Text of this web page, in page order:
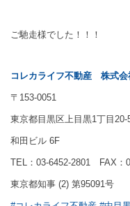
ご馳走様でした！！！
コレカライフ不動産 株式会
〒153-0051
東京都目黒区上目黒1丁目20-
和田ビル 6F
TEL：03-6452-2801 FAX：
東京都知事 (2) 第95091号